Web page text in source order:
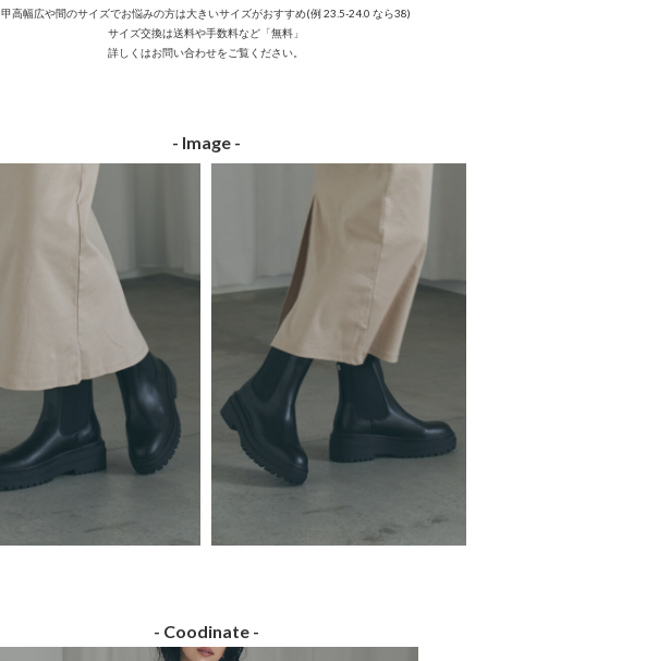
甲高幅広や間のサイズでお悩みの方は大きいサイズがおすすめ(例 23.5-24.0 なら38)
サイズ交換は送料や手数料など「無料」
詳しくはお問い合わせをご覧ください。
- Image -
- Coodinate -